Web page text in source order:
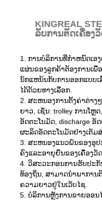
KINGREAL
ລັບການຕັດເຄື່ອງ
1. ການບໍລິການທີ່ກໍາຫນົດເອ
ແຜ່ນຂອງລູກຄ້າຕ້ອງການເ
ນັກແຫນ້ນກັບການອອກແບບ
ໄດ້ດ້ວຍທາງເລືອກ.
2. ສະຫນອງການຕັ້ງຄ່າຕ່າງ
ຍາວ, ເຊັ່ນ: trolley ການໂຫຼ
ອັດຕະໂນມັດ, discharge ອັ
ຜະລິດອັດຕະໂນມັດຢ່າງເຕັມ
3. ສະຫນອງແນວພັນຂອງອຸ
ຄົງແລະອາຍຸຍືນຂອງເຄື່ອງ
4. ວິສະວະກອນການຮັບປະ
ທ້ອງຖິ່ນ, ສາມາດນໍາພາການ
ຄວາມຍາວຢູ່ໃນເວັບໄຊ.
5. ບໍລິການຫຼັງການຂາຍອອນ